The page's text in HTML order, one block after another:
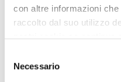
con altre informazioni
raccolto dal suo utilizzo
delNecessario